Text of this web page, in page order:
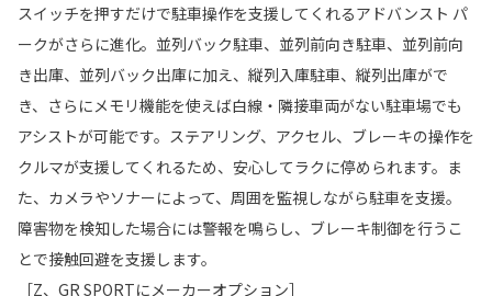
スイッチを押すだけで駐車操作を支援してくれるアドバンスト パ
ークがさらに進化。並列バック駐⾞、並列前向き駐⾞、並列前向
き出庫、並列バック出庫に加え、縦列⼊庫駐⾞、縦列出庫がで
き、さらにメモリ機能を使えば白線・隣接車両がない駐車場でも
アシストが可能です。ステアリング、アクセル、ブレーキの操作を
クルマが支援してくれるため、安心してラクに停められます。ま
た、カメラやソナーによって、周囲を監視しながら駐車を支援。
障害物を検知した場合には警報を鳴らし、ブレーキ制御を行うこ
とで接触回避を支援します。
［Z、GR SPORTにメーカーオプション］